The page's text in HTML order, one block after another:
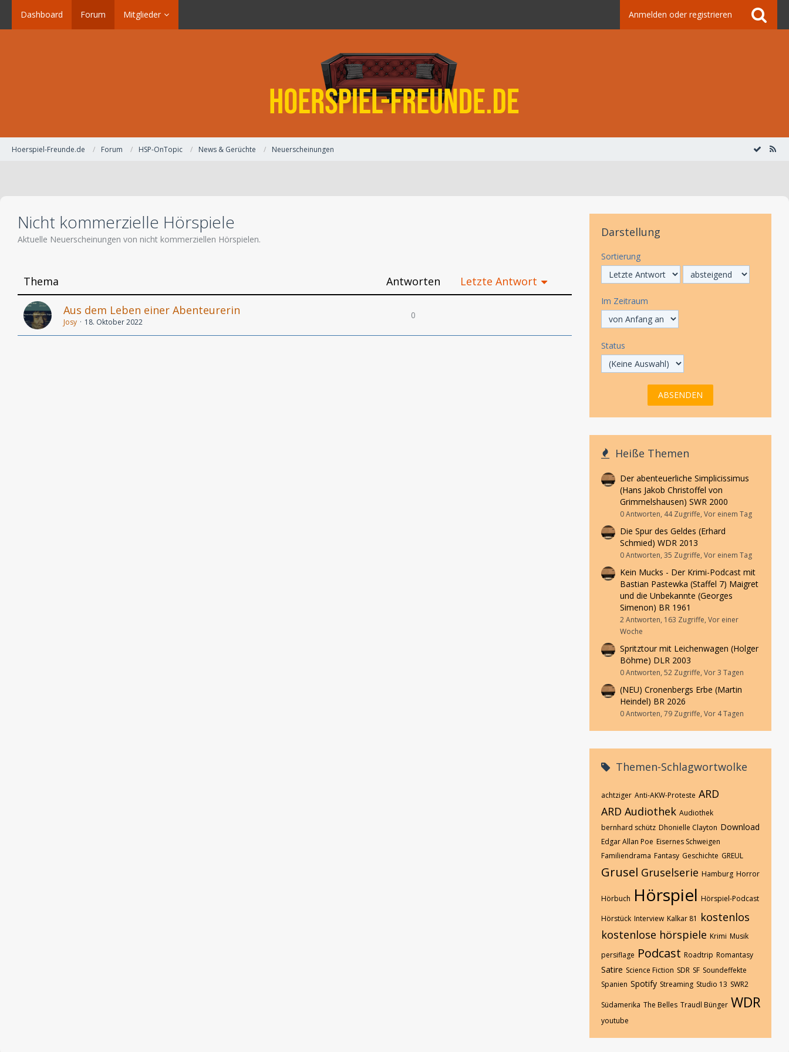
Dashboard Forum Mitglieder Anmelden oder registrieren
Hoerspiel-Freunde.de Forum HSP-OnTopic News & Gerüchte Neuerscheinungen
Nicht kommerzielle Hörspiele
Aktuelle Neuerscheinungen von nicht kommerziellen Hörspielen.
Thema Antworten Letzte Antwort
Aus dem Leben einer Abenteurerin
Josy 18. Oktober 2022
0
Darstellung
Sortierung
Im Zeitraum
Status
Heiße Themen
Der abenteuerliche Simplicissimus
(Hans Jakob Christoffel von
Grimmelshausen) SWR 2000
0 Antworten, 44 Zugriffe, Vor einem Tag
Die Spur des Geldes (Erhard
Schmied) WDR 2013
0 Antworten, 35 Zugriffe, Vor einem Tag
Kein Mucks - Der Krimi-Podcast mit
Bastian Pastewka (Staffel 7) Maigret
und die Unbekannte (Georges
Simenon) BR 1961
2 Antworten, 163 Zugriffe, Vor einer
Woche
Spritztour mit Leichenwagen (Holger
Böhme) DLR 2003
0 Antworten, 52 Zugriffe, Vor 3 Tagen
(NEU) Cronenbergs Erbe (Martin
Heindel) BR 2026
0 Antworten, 79 Zugriffe, Vor 4 Tagen
Themen-Schlagwortwolke
achtziger Anti-AKW-Proteste ARD
ARD Audiothek Audiothek
bernhard schütz Dhonielle Clayton Download
Edgar Allan Poe Eisernes Schweigen
Familiendrama Fantasy Geschichte GREUL
Grusel Gruselserie Hamburg Horror
Hörbuch Hörspiel Hörspiel-Podcast
Hörstück Interview Kalkar 81 kostenlos
kostenlose hörspiele Krimi Musik
persiflage Podcast Roadtrip Romantasy
Satire Science Fiction SDR SF Soundeffekte
Spanien Spotify Streaming Studio 13 SWR2
Südamerika The Belles Traudl Bünger WDR
youtube